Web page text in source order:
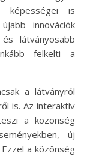
képességei is
innovációk
látványosabb
felkelti a
a látványról
is. Az interaktív
a közönség
új
a közönség